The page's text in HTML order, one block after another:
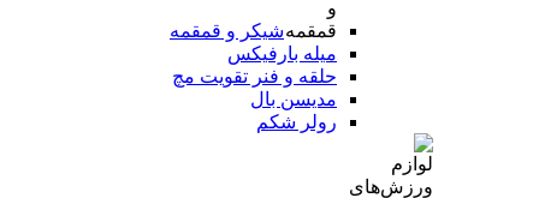
شیکر و قمقمه
میله بارفیکس
حلقه و فنر تقویت مچ
مدیسن بال
رولر شکم